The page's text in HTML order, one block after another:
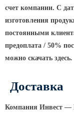
питающие
ЗАКЛАДНЫЕ
счет компании. С
изготовления
постоянными
предоплата / 50%
можно скачать здесь.
Доставка
Компания Инвест —